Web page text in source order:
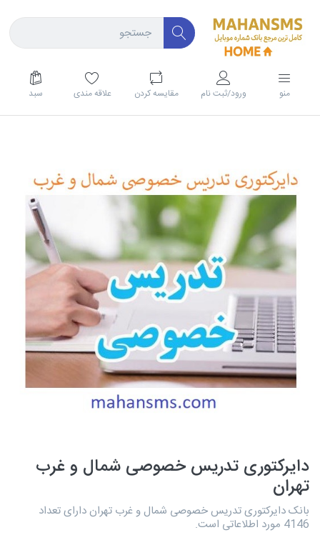
منو ورود/ثبت نام مقايسه كردن علاقه مندی سبد
دایرکتوری تدریس خصوصی شمال و غرب
تهران
بانک دایرکتوری تدریس خصوصی شمال و غرب تهران دارای تعداد
4146 مورد اطلاعاتی است.